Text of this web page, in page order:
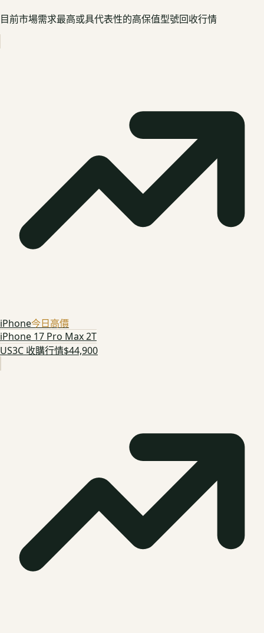
目前市場需求最高或具代表性的高保值型號回收行情
iPhone今日高價
iPhone 17 Pro Max 2T
US3C 收購行情$44,900